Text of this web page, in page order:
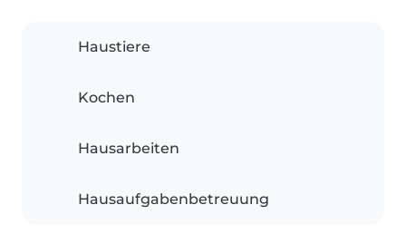
Haustiere
Kochen
Hausarbeiten
Hausaufgabenbetreuung